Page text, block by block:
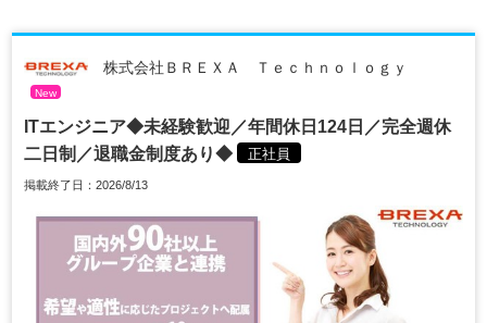
株式会社ＢＲＥＸＡ Ｔｅｃｈｎｏｌｏｇｙ
New
ITエンジニア◆未経験歓迎／年間休日124日／完全週休
二日制／退職金制度あり◆
正社員
掲載終了日：2026/8/13